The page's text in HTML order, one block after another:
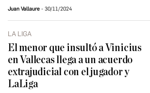
Juan Vallaure 30/11/2024
LA LIGA
El menor que insultó a Vinicius
en Vallecas llega a un acuerdo
extrajudicial con el jugador y
LaLiga